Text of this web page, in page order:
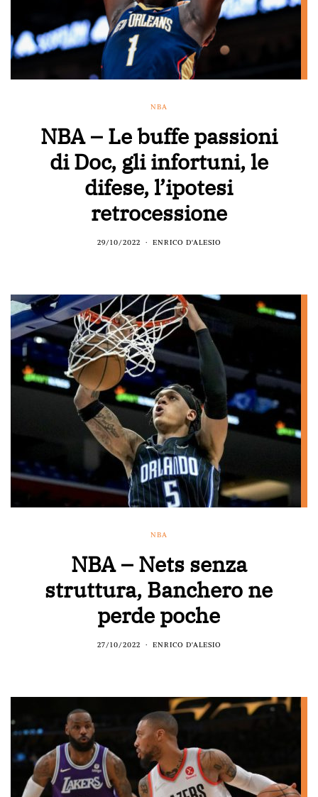
NBA
NBA – Le buffe passioni
di Doc, gli infortuni, le
difese, l’ipotesi
retrocessione
29/10/2022 ENRICO D'ALESIO
NBA
NBA – Nets senza
struttura, Banchero ne
perde poche
27/10/2022 ENRICO D'ALESIO